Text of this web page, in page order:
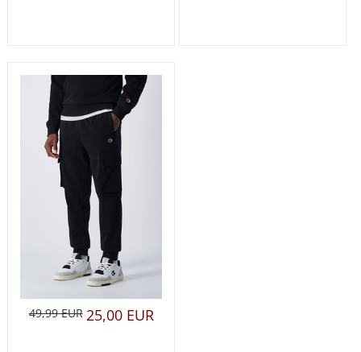
49,99 EUR 25,00 EUR